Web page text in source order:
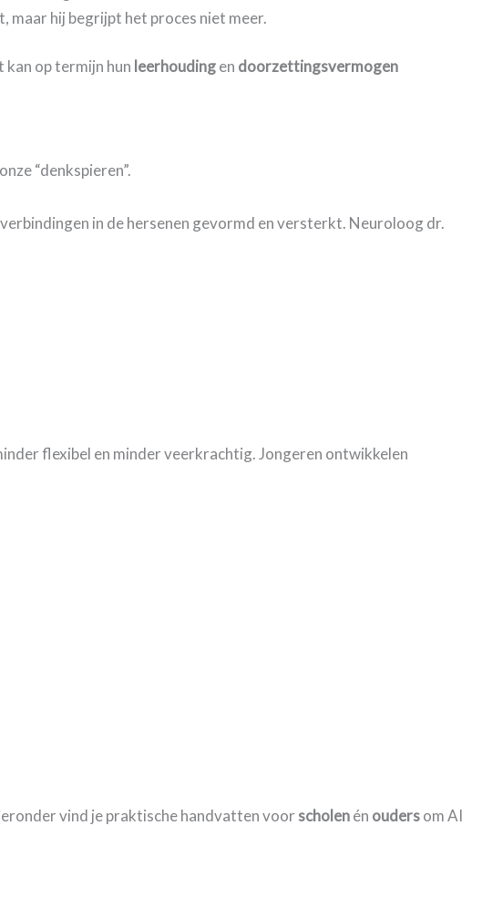
hij begrijpt het proces niet meer.
op termijn hun leerhoudingen doorzettingsvermogen
“denkspieren”.
in de hersenen gevormd en versterkt. Neuroloog dr.
flexibel en minder veerkrachtig. Jongeren ontwikkelen
vind je praktische handvatten voor scholenén oudersom AI